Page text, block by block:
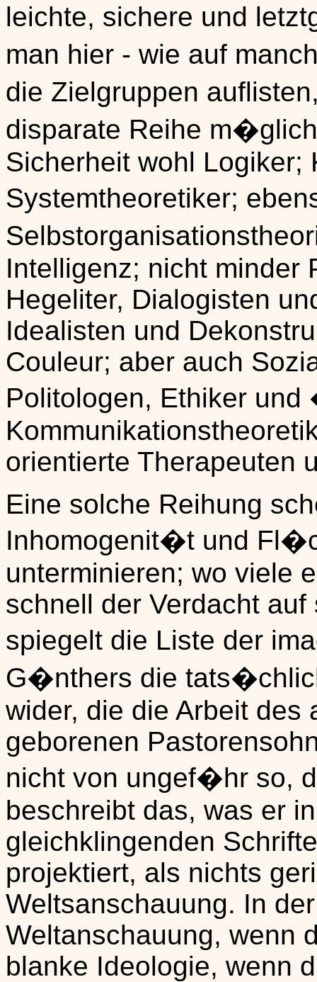
leichte, sichere und
man hier - wie auf
die Zielgruppen
disparate Reihe
Sicherheit wohl Logiker;
Systemtheoretiker;
Intelligenz; nicht minder
Hegeliter, Dialogisten
Idealisten und
Couleur; aber auch
Politologen, Ethiker
orientierte Therapeuten
Eine solche Reihung
Inhomogenit�t und
unterminieren; wo viele
schnell der Verdacht
spiegelt die Liste der
G�nthers die
wider, die die Arbeit des
geborenen
nicht von ungef�hr so,
beschreibt das, was er
gleichklingenden
projektiert, als nichts
Weltsanschauung. In
Weltanschauung, wenn
blanke Ideologie, wenn